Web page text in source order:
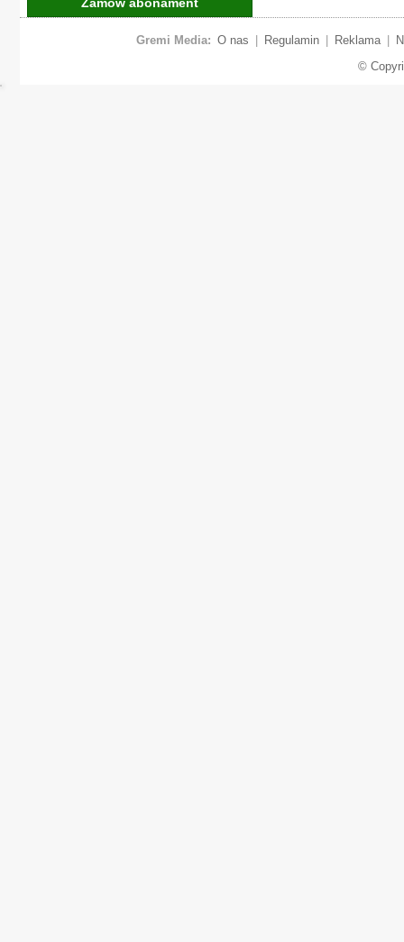
Gremi Media: O nas Regulamin Reklama
©